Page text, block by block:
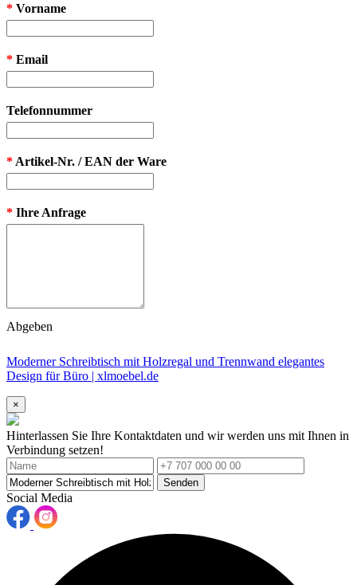
* Vorname
* Email
Telefonnummer
* Artikel-Nr. / EAN der Ware
* Ihre Anfrage
Abgeben
Moderner Schreibtisch mit Holzregal und Trennwand elegantes
Design für Büro | xlmoebel.de
×
Hinterlassen Sie Ihre Kontaktdaten und wir werden uns mit Ihnen in
Verbindung setzen!
Senden
Social Media